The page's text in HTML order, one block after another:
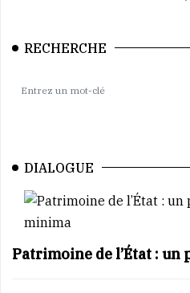
RECHERCHE
DIALOGUE
Patrimoine de l’État :